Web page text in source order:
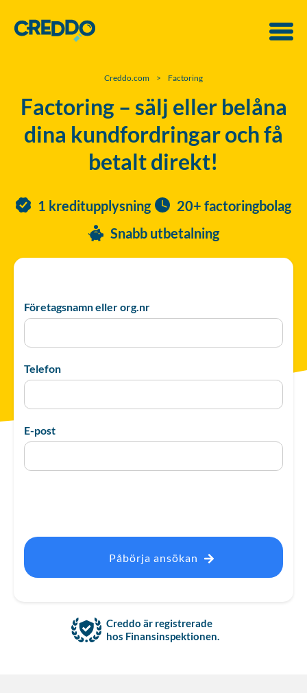
Creddo.com > Factoring
Factoring – sälj eller belåna
dina kundfordringar och få
betalt direkt!
1 kreditupplysning
20+ factoringbolag
Snabb utbetalning
Företagsnamn eller org.nr
Telefon
E-post
Påbörja ansökan
Creddo är registrerade
hos Finansinspektionen.